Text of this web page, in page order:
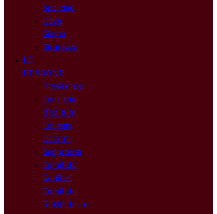
Sportivo
Dove
Siamo
Sicurezza
LE
PERSONE
Presidenza
Consiglio
d’Istituto
Collegio
Docenti
Segreteria
Comitato
Genitori
Comitato
Studentesco